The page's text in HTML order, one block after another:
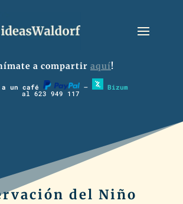
a compartir aquí!
un café – Bizum
al 623 949 117
del Niño